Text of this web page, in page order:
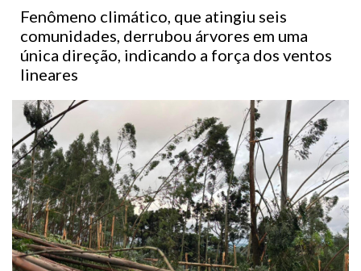
Fenômeno climático, que atingiu seis
comunidades, derrubou árvores em uma
única direção, indicando a força dos ventos
lineares